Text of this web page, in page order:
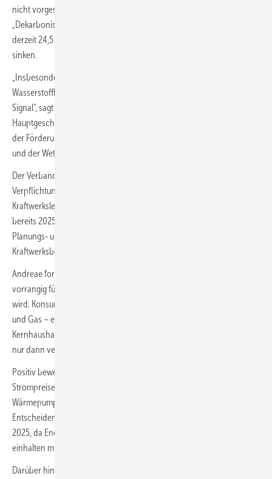
nicht vorgesehen. Besonders drastisch fällt die Kürzung beim Titel
„Dekarbonisierung der Industrie“ aus: Dieser soll laut BDEW von
derzeit 24,5 Milliarden Euro auf weniger als zwei Milliarden Euro
sinken.
„Insbesondere im Hinblick auf die Förderung des
Wasserstoffhochlaufs sendet der Haushaltsentwurf ein völlig falsches
Signal“, sagt Kerstin Andreae, Vorsitzende der BDEW-
Hauptgeschäftsführung. „Aufgrund dieser drastischen Einschnitte bei
der Förderung von Wasserstoffprojekten schadet sie der Industrie
und der Wettbewerbsfähigkeit des Industriestandortes.“
Der Verband kritisiert zudem, dass weiterhin keine
Verpflichtungsermächtigungen für den Zubau steuerbarer
Kraftwerksleistung vorgesehen sind. Damit sei es nicht möglich,
bereits 2025 Ausschreibungen durchzuführen. Dies gefährde die
Planungs- und Investitionssicherheit für potenzielle
Kraftwerksbetreiber.
Andreae fordert, dass der Klima- und Transformationsfonds (KTF)
vorrangig für Investitionen in Klimaschutz und Transformation genutzt
wird. Konsumtive Ausgaben wie Verbraucherentlastungen bei Strom
und Gas – etwa durch die Gasspeicherumlage – sollten aus dem
Kernhaushalt finanziert werden. Eine Mittelverlagerung in den KTF sei
nur dann vertretbar, wenn sie solide gegenfinanziert sei.
Positiv bewertet der BDEW die ab 2026 geplanten
Strompreisentlastungen. Diese könnten den Betrieb von
Wärmepumpen und Elektrofahrzeugen attraktiver machen.
Entscheidend sei jedoch die rechtssichere Ausgestaltung bis Herbst
2025, da Energieversorger feste Fristen für die Preiskommunikation
einhalten müssten.
Darüber hinaus fordert der Verband, Investitionen in den Schutz